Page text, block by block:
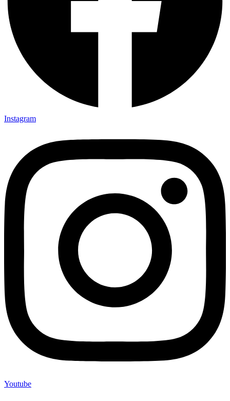
Instagram
Youtube